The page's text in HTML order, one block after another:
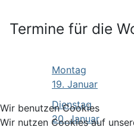
Termine für die
Montag
19. Januar
Dienstag
20. Januar
Wir benutzen Cookies
Wir nutzen Cookies auf